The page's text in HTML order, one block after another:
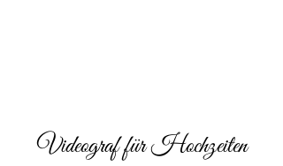
Videograf für Hochzeiten